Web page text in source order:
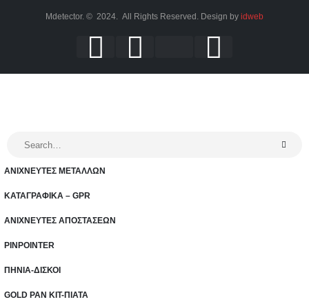
Mdetector. © 2024. All Rights Reserved. Design by idweb
ΑΝΙΧΝΕΥΤΕΣ ΜΕΤΑΛΛΩΝ
ΚΑΤΑΓΡΑΦΙΚΑ – GPR
ΑΝΙΧΝΕΥΤΕΣ ΑΠΟΣΤΑΣΕΩΝ
PINPOINTER
ΠΗΝΙΑ-ΔΙΣΚΟΙ
GOLD PAN KIT-ΠΙΑΤΑ